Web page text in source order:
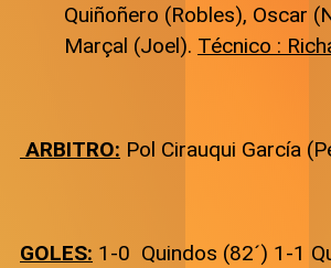
Quiñoñero (Robles), Oscar
Marçal (Joel). Técnico :
ARBITRO: Pol Cirauqui García
GOLES: 1-0 Quindos (82´) 1-1